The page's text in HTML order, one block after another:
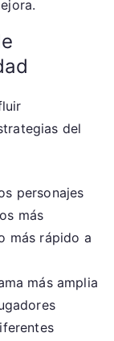
del
personajes
más
más rápido a
más amplia